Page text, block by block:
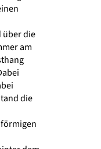
über die
am
die